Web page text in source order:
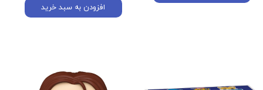
افزودن به سبد خرید